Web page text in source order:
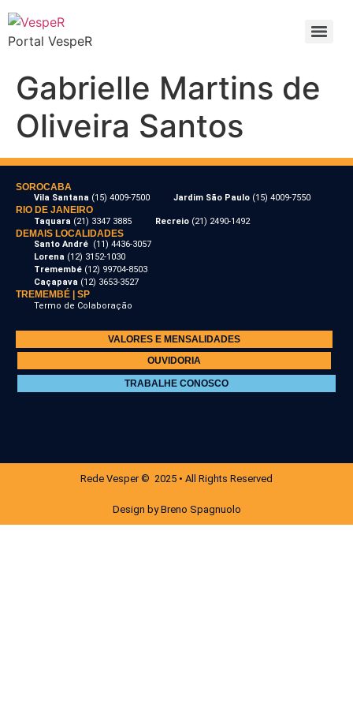
Portal VespeR
Gabrielle Martins de
Oliveira Santos
SOROCABA
Vila Santana (15) 4009-7500 Jardim São Paulo (15) 4009-7550
RIO DE JANEIRO
Taquara (21) 3347 3885 Recreio (21) 2490-1492
DEMAIS LOCALIDADES
Santo André (11) 4436-3057
Lorena (12) 3152-1030
Tremembé (12) 99704-8503
Caçapava (12) 3653-3527
TREMEMBÉ | SP
Termo de Colaboração
VALORES E MENSALIDADES
OUVIDORIA
TRABALHE CONOSCO
Rede Vesper © 2025 • All Rights Reserved
Design by Breno Spagnuolo